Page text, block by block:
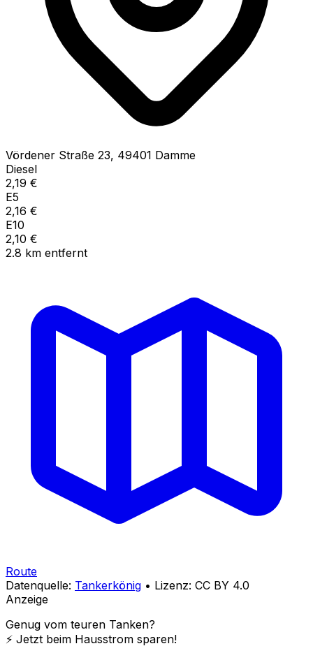
Vördener Straße 23, 49401 Damme
Diesel
2,19 €
E5
2,16 €
E10
2,10 €
2.8 km entfernt
Route
Datenquelle: Tankerkönig • Lizenz: CC BY 4.0
Anzeige
Genug vom teuren Tanken?
⚡️ Jetzt beim Hausstrom sparen!